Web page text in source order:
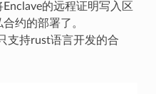
的远程证明写入区
约的部署了。
支持rust语言开发的合